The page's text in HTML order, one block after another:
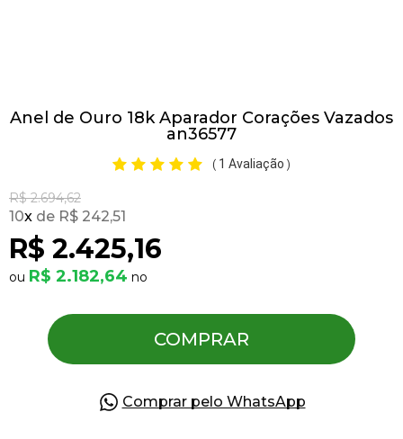
Anel de Ouro 18k Aparador Corações Vazados
an36577
( 1 Avaliação )
R$ 2.694,62
R$ 2.425,16
10x R$ 242,51
R$ 2.182,64
COMPRAR
Comprar pelo WhatsApp
Pedras Preciosas
OFERTAS